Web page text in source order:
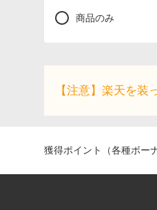
商品のみ
【注意】楽天を装
獲得ポイント（各種ボー